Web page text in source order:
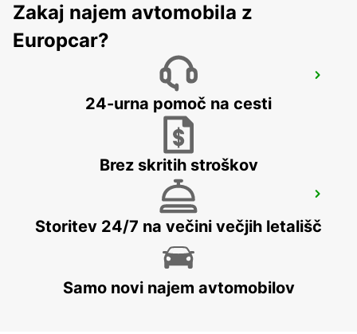
VAXJO - SWEDEN
Zakaj najem avtomobila z
Europcar?
24-urna pomoč na cesti
Brez skritih stroškov
Storitev 24/7 na večini večjih letališč
Samo novi najem avtomobilov